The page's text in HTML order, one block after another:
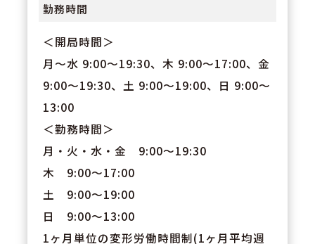
勤務時間
＜開局時間＞
月〜水 9:00〜19:30、木 9:00〜17:00、金
9:00〜19:30、土 9:00〜19:00、日 9:00〜
13:00
＜勤務時間＞
月・火・水・金 9:00～19:30
木 9:00～17:00
土 9:00～19:00
日 9:00～13:00
1ヶ月単位の変形労働時間制(1ヶ月平均週